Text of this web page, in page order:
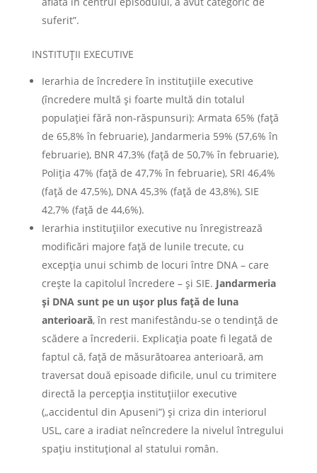
suferit”.
INSTITUŢII EXECUTIVE
Ierarhia de încredere în instituţiile executive
(încredere multă şi foarte multă din totalul
populaţiei fără non-răspunsuri): Armata 65% (faţă
de 65,8% în februarie), Jandarmeria 59% (57,6% în
februarie), BNR 47,3% (faţă de 50,7% în februarie),
Poliţia 47% (faţă de 47,7% în februarie), SRI 46,4%
(faţă de 47,5%), DNA 45,3% (faţă de 43,8%), SIE
42,7% (faţă de 44,6%).
Ierarhia instituţiilor executive nu înregistrează
modificări majore faţă de lunile trecute, cu
excepţia unui schimb de locuri între DNA – care
crește la capitolul încredere – şi SIE. Jandarmeria
şi DNA sunt pe un ușor plus față de luna
anterioară, în rest manifestându-se o tendință de
scădere a încrederii. Explicația poate fi legată de
faptul că, față de măsurătoarea anterioară, am
traversat două episoade dificile, unul cu trimitere
directă la percepția instituțiilor executive
(„accidentul din Apuseni”) și criza din interiorul
USL, care a iradiat neîncredere la nivelul întregului
spațiu instituțional al statului român.